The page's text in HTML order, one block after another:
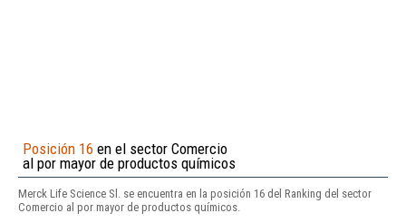
Posición 16 en el sector Comercio
al por mayor de productos químicos
Merck Life Science Sl. se encuentra en la posición 16 del Ranking del sector
Comercio al por mayor de productos químicos.